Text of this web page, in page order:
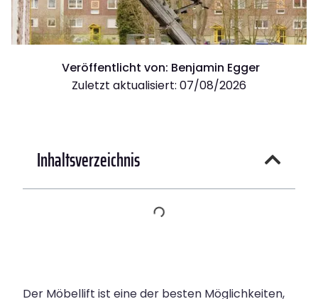
Veröffentlicht von: Benjamin Egger
Zuletzt aktualisiert: 07/08/2026
Inhaltsverzeichnis
Der Möbellift ist eine der besten Möglichkeiten,